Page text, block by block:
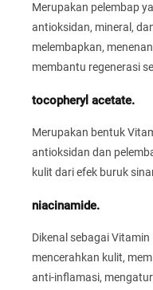
Merupakan pelembap
antioksidan, mineral,
melembapkan,
membantu regenerasi
tocopheryl acetate.
Merupakan bentuk
antioksidan dan
kulit dari efek buruk
niacinamide.
Dikenal sebagai Vitamin
mencerahkan kulit,
anti-inflamasi,